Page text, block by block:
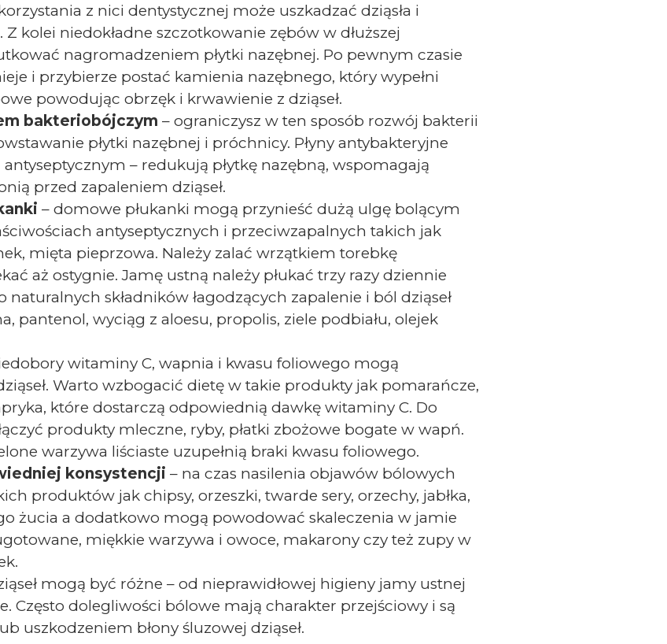
z nici dentystycznej może uszkadzać dziąsła i
kolei niedokładne szczotkowanie zębów w dłuższej
nagromadzeniem płytki nazębnej. Po pewnym czasie
i przybierze postać kamienia nazębnego, który wypełni
powodując obrzęk i krwawienie z dziąseł.
bakteriobójczym – ograniczysz w ten sposób rozwój bakterii
płytki nazębnej i próchnicy. Płyny antybakteryjne
antyseptycznym – redukują płytkę nazębną, wspomagają
przed zapaleniem dziąseł.
– domowe płukanki mogą przynieść dużą ulgę bolącym
antyseptycznych i przeciwzapalnych takich jak
mięta pieprzowa. Należy zalać wrzątkiem torebkę
aż ostygnie. Jamę ustną należy płukać trzy razy dziennie
naturalnych składników łagodzących zapalenie i ból dziąseł
pantenol, wyciąg z aloesu, propolis, ziele podbiału, olejek
witaminy C, wapnia i kwasu foliowego mogą
Warto wzbogacić dietę w takie produkty jak pomarańcze,
które dostarczą odpowiednią dawkę witaminy C. Do
produkty mleczne, ryby, płatki zbożowe bogate w wapń.
warzywa liściaste uzupełnią braki kwasu foliowego.
konsystencji – na czas nasilenia objawów bólowych
produktów jak chipsy, orzeszki, twarde sery, orzechy, jabłka,
żucia a dodatkowo mogą powodować skaleczenia w jamie
miękkie warzywa i owoce, makarony czy też zupy w
mogą być różne – od nieprawidłowej higieny jamy ustnej
Często dolegliwości bólowe mają charakter przejściowy i są
uszkodzeniem błony śluzowej dziąseł.